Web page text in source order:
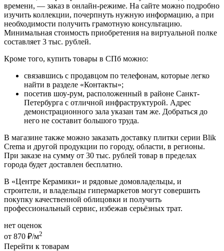
времени, — заказ в онлайн-режиме. На сайте можно подробно
изучить коллекции, почерпнуть нужную информацию, а при
необходимости получить грамотную консультацию.
Минимальная стоимость приобретения на виртуальной полке
составляет 3 тыс. рублей.
Кроме того, купить товары в СПб можно:
связавшись с продавцом по телефонам, которые легко
найти в разделе «Контакты»;
посетив шоу-рум, расположенный в районе Санкт-
Петербурга с отличной инфраструктурой. Адрес
демонстрационного зала указан там же. Добраться до
него не составит большого труда.
В магазине также можно заказать доставку плитки серии Blik
Crema и другой продукции по городу, области, в регионы.
При заказе на сумму от 30 тыс. рублей товар в пределах
города будет доставлен бесплатно.
В «Центре Керамики» и рядовые домовладельцы, и
строители, и владельцы гипермаркетов могут совершить
покупку качественной облицовки и получить
профессиональный сервис, избежав серьёзных трат.
нет оценок
от 870 ₽/м2
Перейти к товарам